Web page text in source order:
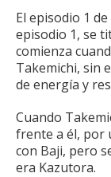
El episodio 1
episodio 1, se
comienza
Takemichi, sin
de energía y
Cuando
frente a él, por
con Baji, pero
era Kazutora.